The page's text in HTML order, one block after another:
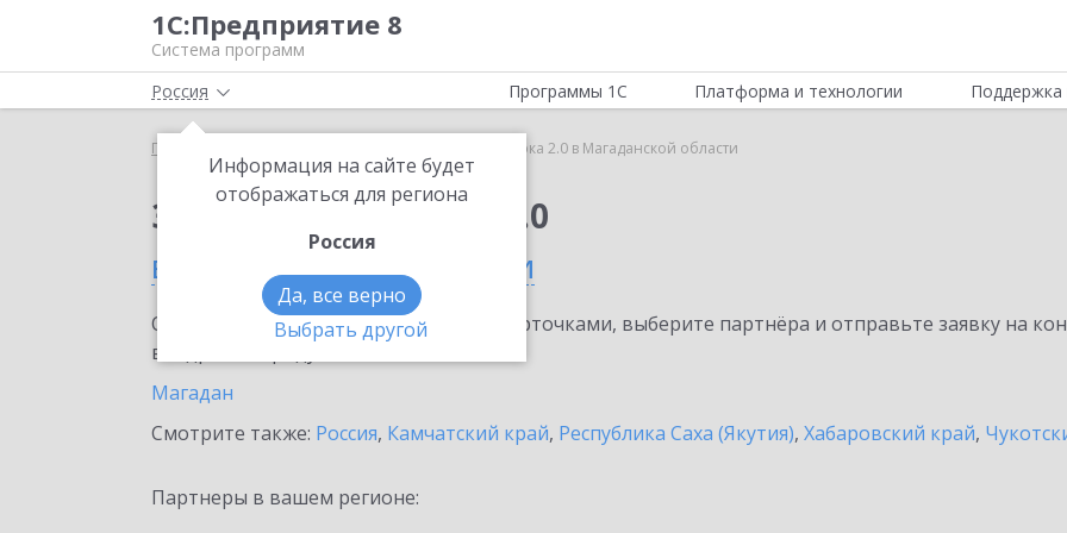
1С:Предприятие 8
Система программ
Россия
Информация на сайте будет
отображаться для региона
Россия
Да, все верно
Выбрать другой
Программы 1С Платформа и технологии Поддержка
Главная 1С:Сверка 2.0 в Магаданской области
Заказать 1С:Сверка 2.0
в Магаданской области
Ознакомьтесь с информационными карточками, выберите партнёра и отправьте заявку на
внедрение продукта.
Магадан
Смотрите также: Россия, Камчатский край, Республика Саха (Якутия), Хабаровский край,
Партнеры в вашем регионе: